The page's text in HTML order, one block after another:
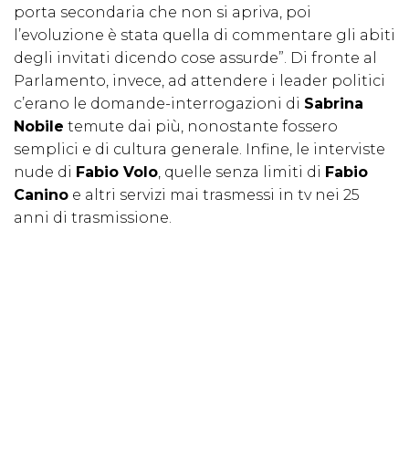
porta secondaria che non si apriva, poi
l’evoluzione è stata quella di commentare gli abiti
degli invitati dicendo cose assurde”. Di fronte al
Parlamento, invece, ad attendere i leader politici
c’erano le domande-interrogazioni di Sabrina
Nobile temute dai più, nonostante fossero
semplici e di cultura generale. Infine, le interviste
nude di Fabio Volo, quelle senza limiti di Fabio
Canino e altri servizi mai trasmessi in tv nei 25
anni di trasmissione.